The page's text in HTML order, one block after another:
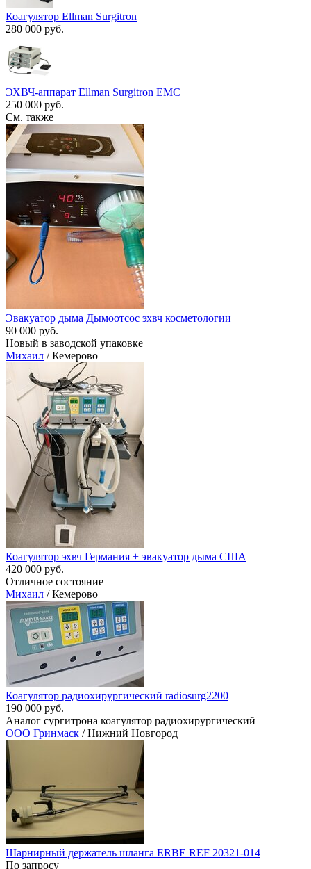
Коагулятор Ellman Surgitron
280 000 руб.
ЭХВЧ-аппарат Ellman Surgitron EMC
250 000 руб.
См. также
Эвакуатор дыма Дымоотсoc эхвч косметологии
90 000 руб.
Новый в заводской упаковке
Михаил / Кемерово
Коагулятор эхвч Германия + эвакуатор дыма США
420 000 руб.
Отличное состояние
Михаил / Кемерово
Коагулятор радиохирургический radiosurg2200
190 000 руб.
Аналог сургитрона коагулятор радиохирургический
ООО Гринмаск / Нижний Новгород
Шарнирный держатель шланга ERBE REF 20321-014
По запросу